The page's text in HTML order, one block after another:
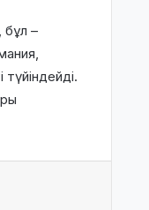
бұл –